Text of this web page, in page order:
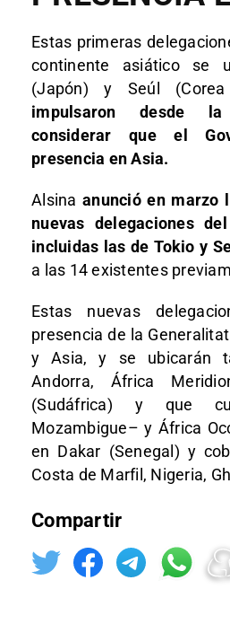
Estas primeras
continente asiático se
(Japón) y Seúl
impulsaron desde
considerar que el
presencia en Asia.
Alsinaanunció en marzo
nuevas delegaciones
incluidas las de Tokio y
a las 14 existentes
Estas nuevas
presencia de la
y Asia, y se ubicarán
Andorra, África
(Sudáfrica) y que
Mozambigue– y África
en Dakar (Senegal) y
Costa de Marfil, Nigeria,
Compartir